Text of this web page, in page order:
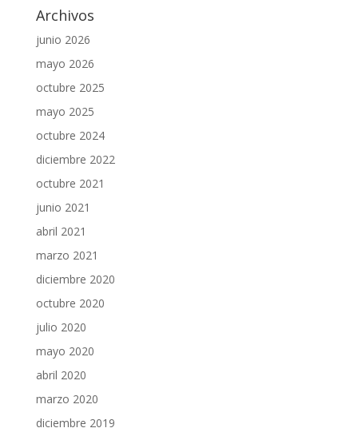
Archivos
junio 2026
mayo 2026
octubre 2025
mayo 2025
octubre 2024
diciembre 2022
octubre 2021
junio 2021
abril 2021
marzo 2021
diciembre 2020
octubre 2020
julio 2020
mayo 2020
abril 2020
marzo 2020
diciembre 2019